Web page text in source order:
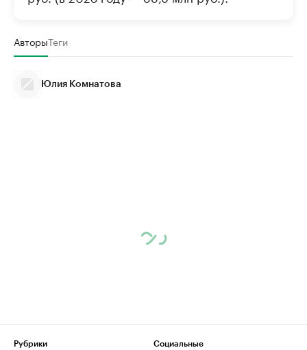
АвторыТеги
Юлия Комнатова
Рубрики
Социальные